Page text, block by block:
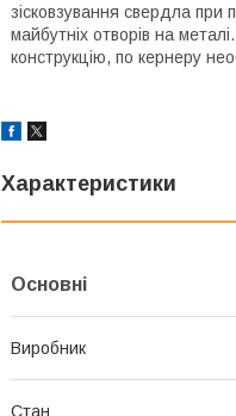
зісковзування свердла
майбутніх отворів на
конструкцію, по кернеру
Характеристики
Основні
Виробник
Стан